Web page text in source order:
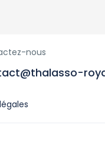
nous